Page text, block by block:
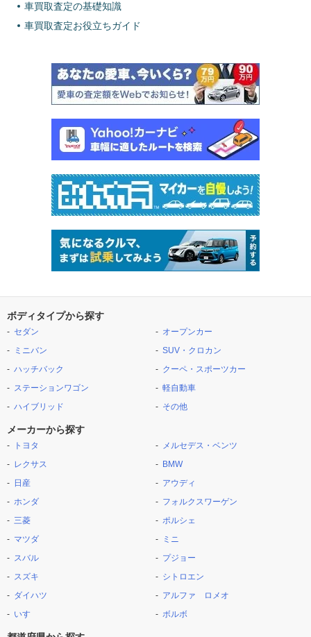
車買取査定の基礎知識
車買取査定お役立ちガイド
ボディタイプから探す
セダン
ミニバン
ハッチバック
ステーションワゴン
ハイブリッド
オープンカー
SUV・クロカン
クーペ・スポーツカー
軽自動車
その他
メーカーから探す
トヨタ
レクサス
日産
ホンダ
三菱
マツダ
スバル
スズキ
ダイハツ
いすゞ
メルセデス・ベンツ
BMW
アウディ
フォルクスワーゲン
ポルシェ
ミニ
プジョー
シトロエン
アルファ ロメオ
ボルボ